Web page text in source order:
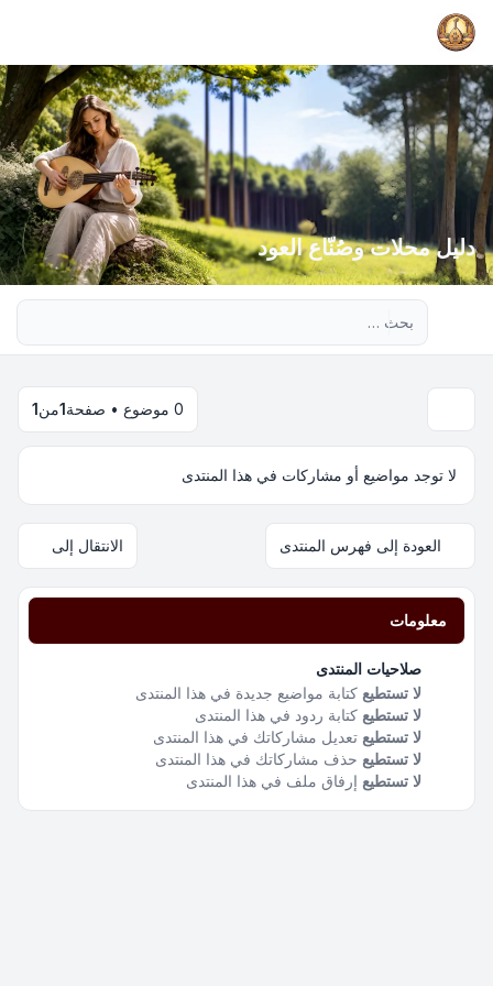
دليل محلات وصُنّاع العود
0 موضوع • صفحة 1من1
لا توجد مواضيع أو مشاركات في هذا المنتدى
العودة إلى فهرس المنتدى الانتقال إلى
معلومات
صلاحيات المنتدى
لا تستطيع كتابة مواضيع جديدة في هذا المنتدى
لا تستطيع كتابة ردود في هذا المنتدى
لا تستطيع تعديل مشاركاتك في هذا المنتدى
لا تستطيع حذف مشاركاتك في هذا المنتدى
لا تستطيع إرفاق ملف في هذا المنتدى